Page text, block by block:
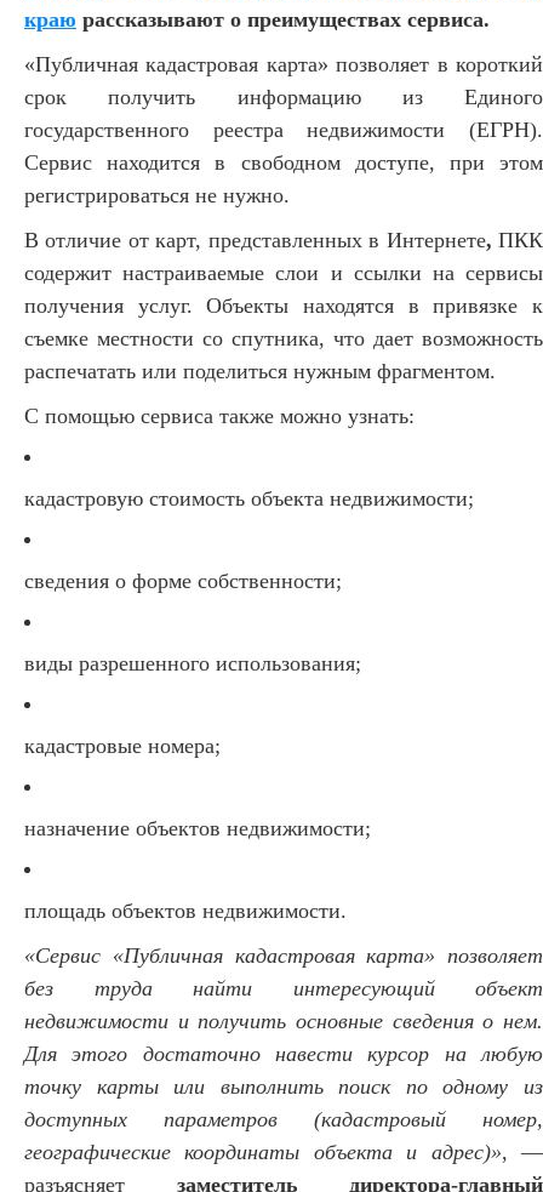
краю рассказывают о преимуществах сервиса.
«Публичная кадастровая карта» позволяет в короткий
срок получить информацию из Единого
государственного реестра недвижимости (ЕГРН).
Сервис находится в свободном доступе, при этом
регистрироваться не нужно.
В отличие от карт, представленных в Интернете,ПКК
содержит настраиваемые слои и ссылки на сервисы
получения услуг. Объекты находятся в привязке к
съемке местности со спутника, что дает возможность
распечатать или поделиться нужным фрагментом.
С помощью сервиса также можно узнать:
кадастровую стоимость объекта недвижимости;
сведения о форме собственности;
виды разрешенного использования;
кадастровые номера;
назначение объектов недвижимости;
площадь объектов недвижимости.
«Сервис «Публичная кадастровая карта» позволяет
без труда найти интересующий объект
недвижимости и получить основные сведения о нем.
Для этого достаточно навести курсор на любую
точку карты или выполнить поиск по одному из
доступных параметров (кадастровый номер,
географические координаты объекта и адрес)», —
разъясняет заместитель директора-главный